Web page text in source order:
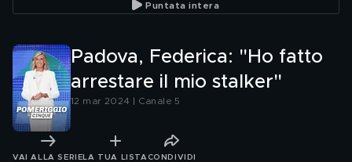
Puntata intera
Padova, Federica: "Ho fatto
arrestare il mio stalker"
12 mar 2024 | Canale 5
VAI ALLA SERIE LA TUA LISTA CONDIVIDI